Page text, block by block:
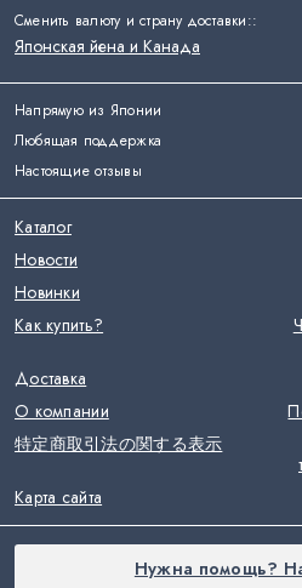
Напрямую из Японии
Любящая поддержка
Настоящие отзывы
Каталог
Новости
Новинки
Как купить?
Доставка
О компании
特定商取引法の関する表示
Карта сайта
Сменить валюту и страну доставки::
Японская йена и Канада
Нужна помощь?